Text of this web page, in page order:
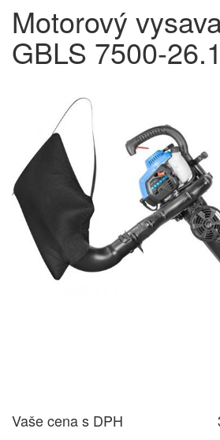
Motorový
GBLS 7500-26.1
Vaše cena s DPH